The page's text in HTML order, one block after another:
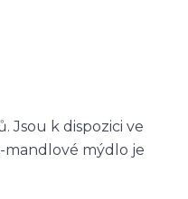
Jsou k dispozici ve
mandlové mýdlo je